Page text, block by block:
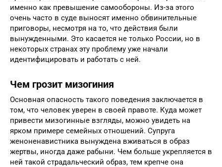
именно как превышение самообороны. Из-за этого
очень часто в суде выносят именно обвинительные
приговоры, несмотря на то, что действия были
вынужденными. Это касается не только России, но в
некоторых странах эту проблему уже начали
идентифицировать и работать с ней.
Чем грозит мизогиния
Основная опасность такого поведения заключается в
том, что человек уверен в своей правоте. Куда может
привести мизогинные взгляды, можно увидеть на
ярком примере семейных отношений. Супруга
женоненавистника вынуждена вживаться в образ
жертвы, иногда даже рабыни. Чем больше укрепляется в
ней такой страдальческий образ, тем крепче она